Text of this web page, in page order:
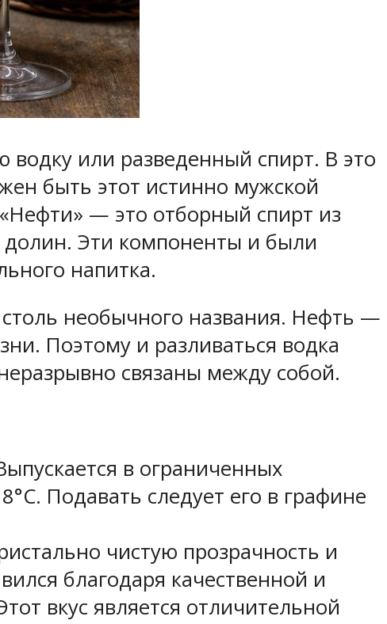
или разведенный спирт. В это
быть этот истинно мужской
— это отборный спирт из
долин. Эти компоненты и были
напитка.
необычного названия. Нефть —
Поэтому и разливаться водка
связаны между собой.
в ограниченных
Подавать следует его в графине
чистую прозрачность и
благодаря качественной и
вкус является отличительной